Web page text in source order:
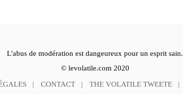
L'abus de modération est dangeureux pour un esprit sain.
© levolatile.com 2020
CONTACT THE VOLATILE TWEETE